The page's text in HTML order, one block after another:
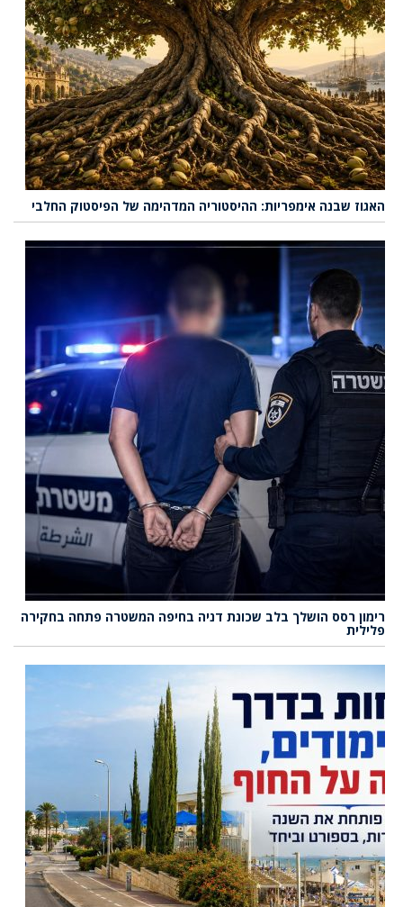
האגוז שבנה אימפריות: ההיסטוריה המדהימה של הפיסטוק החלבי
רימון רסס הושלך בלב שכונת דניה בחיפה המשטרה פתחה בחקירה
פלילית